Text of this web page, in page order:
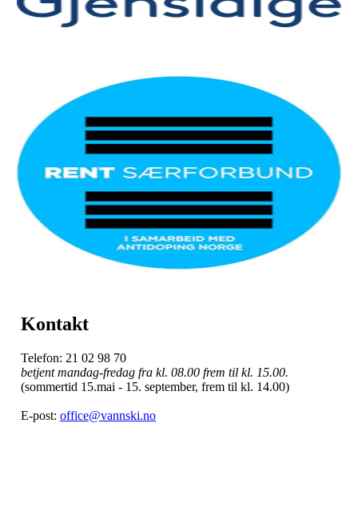
Kontakt
Telefon: 21 02 98 70
betjent mandag-fredag fra kl. 08.00 frem til kl. 15.00.
(sommertid 15.mai - 15. september, frem til kl. 14.00)
E-post: office@vannski.no